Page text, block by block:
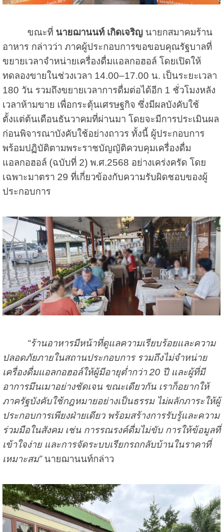
ขณะที่ นายฌานนท์ เกิดเจริญนายกสมาคมร้าน
อาหาร กล่าวว่า ภาคผู้ประกอบการขอขอบคุณรัฐบาลที่
ขยายเวลาจำหน่ายเครื่องดื่มแอลกอฮอล์ โดยเปิดให้
ทดลองขายในช่วงเวลา 14.00–17.00 น. เป็นระยะเวลา
180 วัน รวมถึงขยายเวลาการดื่มต่อได้อีก 1 ชั่วโมงหลัง
เวลาห้ามขาย เพื่อกระตุ้นเศรษฐกิจ ซึ่งมีผลบังคับใช้
ตั้งแต่ต้นเดือนธันวาคมที่ผ่านมา โดยจะมีการประเมินผล
ก่อนพิจารณาบังคับใช้อย่างถาวร ทั้งนี้ ผู้ประกอบการ
พร้อมปฏิบัติตามพระราชบัญญัติควบคุมเครื่องดื่ม
แอลกอฮอล์ (ฉบับที่ 2) พ.ศ.2568 อย่างเคร่งครัด โดย
เฉพาะมาตรา 29 ที่เกี่ยวข้องกับความรับผิดชอบของผู้
ประกอบการ
“ร้านอาหารมีหน้าที่ดูแลความเรียบร้อยและความ
ปลอดภัยภายในสถานประกอบการ รวมถึงไม่จำหน่าย
เครื่องดื่มแอลกอฮอล์ให้ผู้มีอายุต่ำกว่า 20 ปี และผู้ที่มี
อาการมึนเมาอย่างชัดเจน ขณะเดียวกัน เราก็อยากให้
ภาครัฐบังคับใช้กฎหมายอย่างเป็นธรรม ไม่ผลักภาระให้ผู้
ประกอบการเพียงฝ่ายเดียว พร้อมสร้างการรับรู้และความ
ร่วมมือในสังคม เช่น การรณรงค์ดื่มไม่ขับ การให้ข้อมูลที่
เข้าใจง่าย และการจัดระบบเรียกรถกลับบ้านในราคาที่
เหมาะสม”นายฌานนท์กล่าว